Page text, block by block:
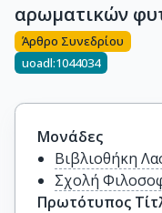
αρωματικών
Άρθρο Συνεδρίου
uoadl:1044034
Μονάδες
Βιβλιοθήκη
Σχολή
Πρωτότυπος